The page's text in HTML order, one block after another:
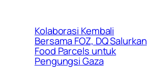
Kolaborasi Kembali
Bersama FOZ, DQ Salurkan
Food Parcels untuk
Pengungsi Gaza